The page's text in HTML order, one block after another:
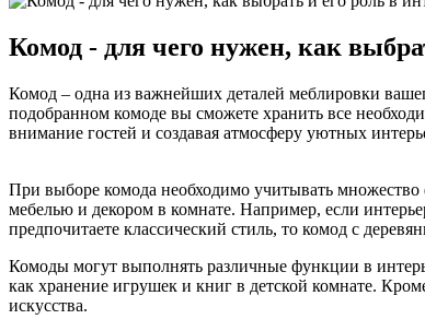
Комод - для чего нужен, как
Комод – одна из важнейших деталей меблировки
подобранном комоде вы сможете хранить все
внимание гостей и создавая атмосферу уютных
При выборе комода необходимо учитывать множество
мебелью и декором в комнате. Например, если
предпочитаете классический стиль, то комод с
Комоды могут выполнять различные функции в
как хранение игрушек и книг в детской комнате.
искусства.